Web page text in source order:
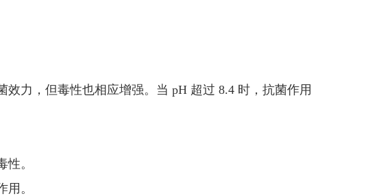
力，但毒性也相应增强。当 pH 超过 8.4 时，抗菌作用
。
。